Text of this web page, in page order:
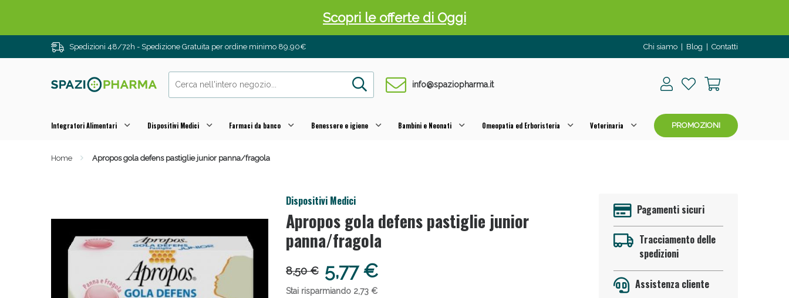
Spedizioni 48/72h - Spedizione Gratuita per ordine minimo 89,90€ Chi siamo Blog Contatti
info@spaziopharma.it
Integratori Alimentari Dispositivi Medici Farmaci da banco Benessere e igiene Bambini e Neonati Omeopatia ed Erboristeria Veterinaria PROMOZIONI
Home Apropos gola defens pastiglie junior panna/fragola
Dispositivi Medici
Apropos gola defens pastiglie junior
panna/fragola
8,50 € 5,77 €
Stai risparmiando 2,73 €
Pagamenti sicuri
Tracciamento delle
spedizioni
Assistenza cliente
Drenanti e Pancia Piatta: Sconti fino al 55% validi solo per OGGI!